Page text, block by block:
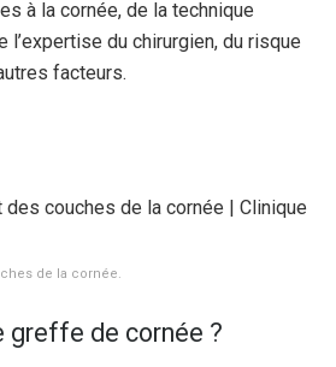
à la cornée, de la technique
l’expertise du chirurgien, du risque
facteurs.
de la cornée.
greffe de cornée ?